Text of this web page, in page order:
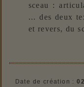
sceau :
... des deux
et revers, du
Date de création :